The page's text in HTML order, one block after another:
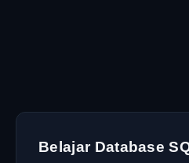
Belajar Database